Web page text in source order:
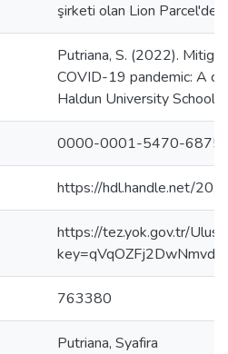
şirketi olan Lion Parcel'de
Putriana, S. (2022).
COVID-19 pandemic: A
Haldun University School
0000-0001-5470-6875
https://hdl.handle.net/
https://tez.yok.gov.tr/
763380
Putriana, Syafira